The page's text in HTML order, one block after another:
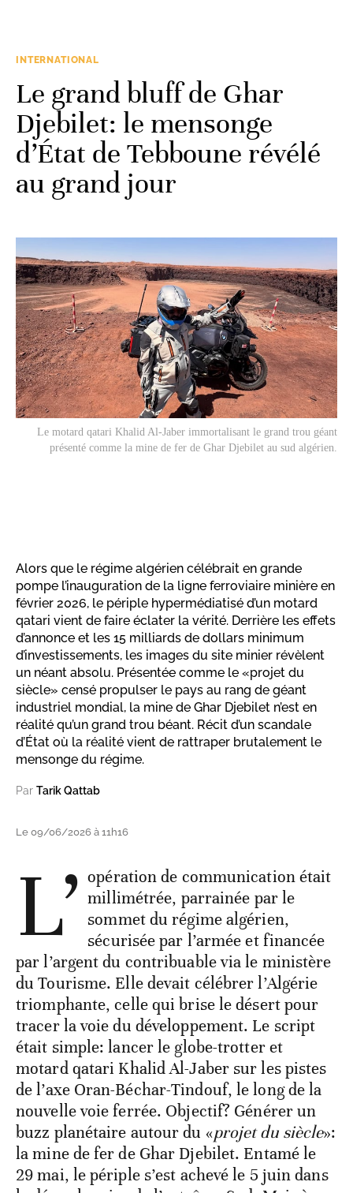
INTERNATIONAL
Le grand bluff de Ghar
Djebilet: le mensonge
d’État de Tebboune révélé
au grand jour
Le motard qatari Khalid Al-Jaber immortalisant le grand trou géant
présenté comme la mine de fer de Ghar Djebilet au sud algérien.
Alors que le régime algérien célébrait en grande
pompe l’inauguration de la ligne ferroviaire minière en
février 2026, le périple hypermédiatisé d’un motard
qatari vient de faire éclater la vérité. Derrière les effets
d’annonce et les 15 milliards de dollars minimum
d’investissements, les images du site minier révèlent
un néant absolu. Présentée comme le «projet du
siècle» censé propulser le pays au rang de géant
industriel mondial, la mine de Ghar Djebilet n’est en
réalité qu’un grand trou béant. Récit d’un scandale
d’État où la réalité vient de rattraper brutalement le
mensonge du régime.
Par Tarik Qattab
Le 09/06/2026 à 11h16
L’ opération de communication était
millimétrée, parrainée par le
sommet du régime algérien,
sécurisée par l’armée et financée
par l’argent du contribuable via le ministère
du Tourisme. Elle devait célébrer l’Algérie
triomphante, celle qui brise le désert pour
tracer la voie du développement. Le script
était simple: lancer le globe-trotter et
motard qatari Khalid Al-Jaber sur les pistes
de l’axe Oran-Béchar-Tindouf, le long de la
nouvelle voie ferrée. Objectif? Générer un
buzz planétaire autour du «projet du siècle»:
la mine de fer de Ghar Djebilet. Entamé le
29 mai, le périple s’est achevé le 5 juin dans